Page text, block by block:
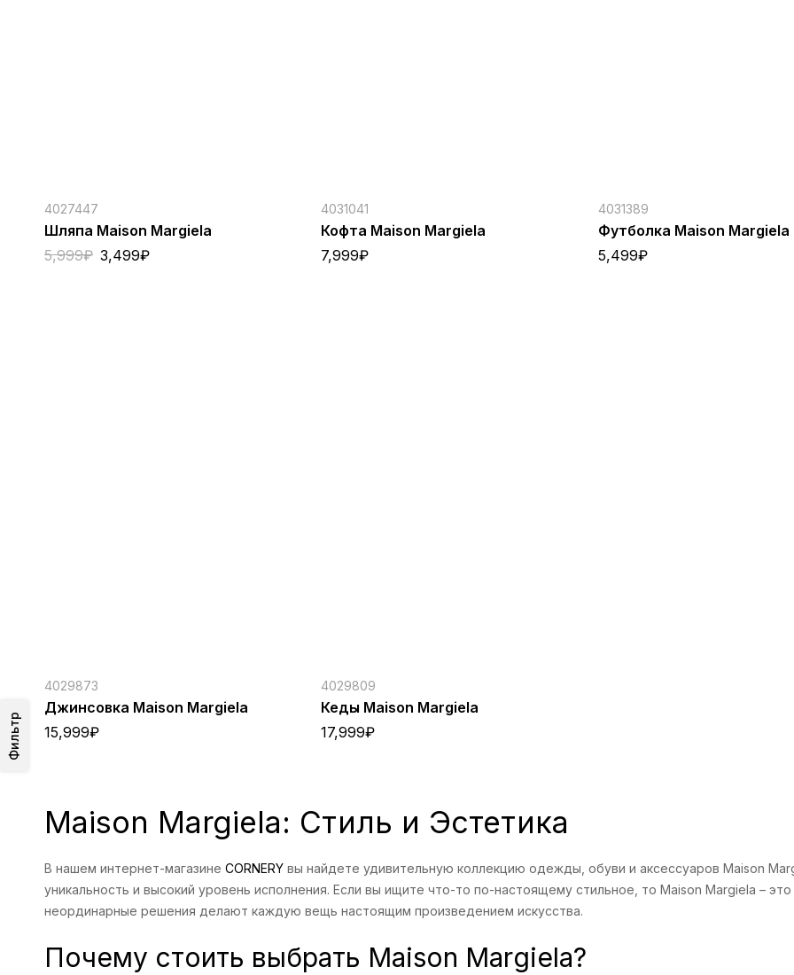
Фильтр
4027447
Шляпа Maison Margiela
5,999₽ 3,499₽
4031041
Кофта Maison Margiela
7,999₽
4031389
Футболка Maison Margiela
5,499₽
4029873
Джинсовка Maison Margiela
15,999₽
4029809
Кеды Maison Margiela
17,999₽
Maison Margiela: Стиль и Эстетика
В нашем интернет-магазине CORNERY вы найдете удивительную коллекцию одежды, обуви и аксессуаров Maison
уникальность и высокий уровень исполнения. Если вы ищите что-то по-настоящему стильное, то Maison Margiela –
неординарные решения делают каждую вещь настоящим произведением искусства.
Почему стоить выбрать Maison Margiela?